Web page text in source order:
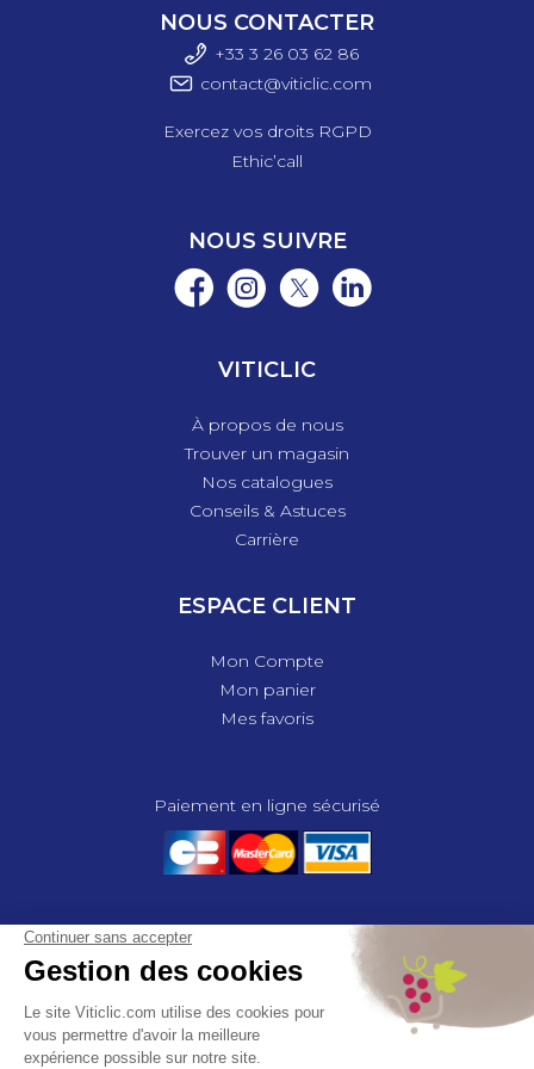
NOUS CONTACTER
+33 3 26 03 62 86
contact@viticlic.com
Exercez vos droits RGPD
Ethic’call
NOUS SUIVRE
VITICLIC
À propos de nous
Trouver un magasin
Nos catalogues
Conseils & Astuces
Carrière
ESPACE CLIENT
Mon Compte
Mon panier
Mes favoris
Paiement en ligne sécurisé
© 2025 - GROUPE COMPAS, TOUS DROITS RÉSERVÉS.
MENTIONS LÉGALES
CGV
POLITIQUE DE CONFIDENTIALITÉ